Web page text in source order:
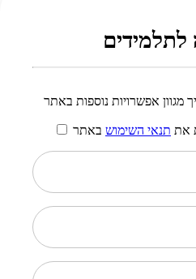
אפשרויות נוספות באתר
את תנאי השימוש באתר